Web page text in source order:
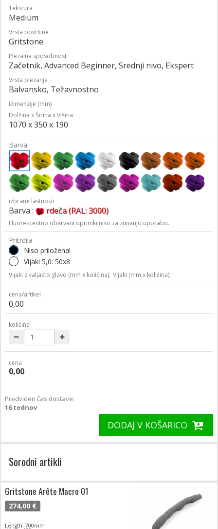
Tekstura
Medium
Vrsta površine
Gritstone
Plezalna sposobnost
Začetnik, Advanced Beginner, Srednji nivo, Ekspert
Vrsta plezanja
Balvansko, Težavnostno
Dimenzije (mm)
Dolžina x Širina x Višina
1070 x 350 x 190
Barva
izbrane lastnosti
Barva : rdeča (RAL: 3000)
Fluorescentno obarvani oprimki niso za zunanjo uporabo.
Pritrdila
Niso priložena!
Vijaki 5,0: 50x8
Vijaki z valjasto glavo (mm x količina); Vijaki (mm x količina)
cena/artikel
0,00
količina
cena
0,00
Predviden čas dostave:
16 tednov
DODAJ V KOŠARICO
Sorodni artikli
Gritstone Arête Macro 01
274,00 €
Length: 700mm